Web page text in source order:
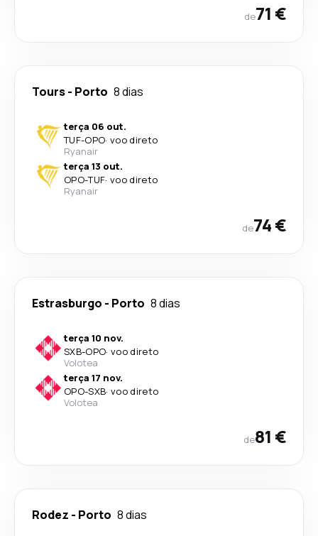
de71 €
Tours- Porto 8 dias
terça 06 out.
TUF-OPO· voo direto
Ryanair
terça 13 out.
OPO-TUF· voo direto
Ryanair
de74 €
Estrasburgo - Porto 8 dias
terça 10 nov.
SXB-OPO· voo direto
Volotea
terça 17 nov.
OPO-SXB· voo direto
Volotea
de81 €
Rodez - Porto 8 dias